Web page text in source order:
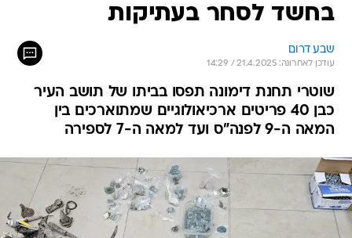
בחשד לסחר בעתיקות
שבע דרום
עודכן לאחרונה: 21.4.2025 / 14:29
שוטרי תחנת דימונה תפסו בביתו של תושב העיר
כבן 40 פריטים ארכיאולוגיים שמתוארכים בין
המאה ה-9 לפנה"ס ועד למאה ה-7 לספירה